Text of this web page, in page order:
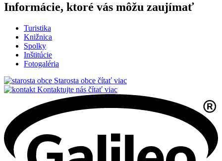
Informácie, ktoré vás môžu zaujímať
Turistika
Knižnica
Spolky
Inštitúcie
Fotogaléria
Starosta obce čítať viac
Kontaktujte nás čítať viac